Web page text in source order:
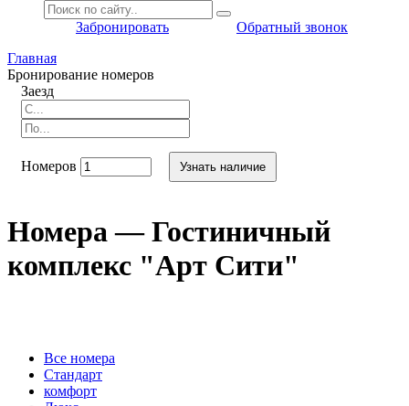
Забронировать
Обратный звонок
Главная
Бронирование номеров
Заезд
Номеров Узнать наличие
Номера — Гостиничный
комплекс "Арт Сити"
Вcе номера
Стандарт
комфорт